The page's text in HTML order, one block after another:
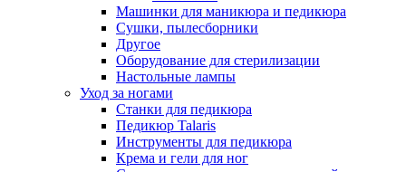
Машинки для маникюра и педикюра
Сушки, пылесборники
Другое
Оборудование для стерилизации
Настольные лампы
Уход за ногами
Станки для педикюра
Педикюр Talaris
Инструменты для педикюра
Крема и гели для ног